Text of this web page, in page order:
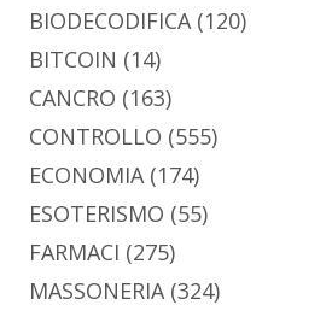
BIODECODIFICA(120)
BITCOIN (14)
CANCRO (163)
CONTROLLO (555)
ECONOMIA(174)
ESOTERISMO (55)
FARMACI (275)
MASSONERIA(324)